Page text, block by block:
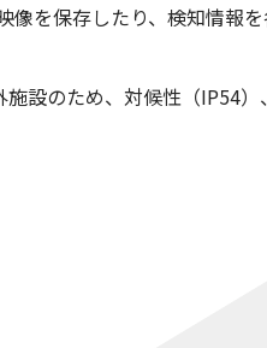
を保存したり、検知情報
設のため、対候性（IP54）